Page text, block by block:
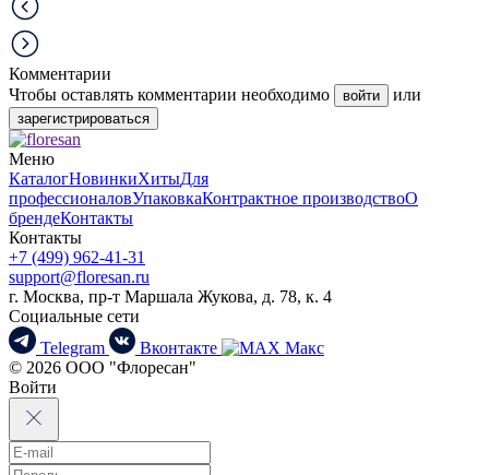
Комментарии
Чтобы оставлять комментарии необходимо
войти или
зарегистрироваться
Меню
КаталогНовинкиХитыДля
профессионаловУпаковкаКонтрактное производствоО
брендеКонтакты
Контакты
+7 (499) 962-41-31
support@floresan.ru
г. Москва, пр-т Маршала Жукова, д. 78, к. 4
Социальные сети
Telegram
Вконтакте
Макс
© 2026 ООО "Флоресан"
Войти